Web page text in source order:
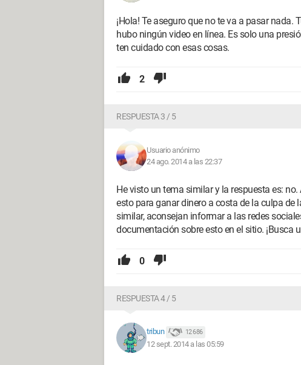
¡Hola! Te aseguro que no te va a pasar nada.
hubo ningún video en línea. Es solo una
ten cuidado con esas cosas.
2
RESPUESTA 3 / 5
Usuario anónimo
24 ago. 2014 a las 22:37
He visto un tema similar y la respuesta es:
esto para ganar dinero a costa de la culpa de
similar, aconsejan informar a las redes
documentación sobre esto en el sitio. ¡Busca
0
RESPUESTA 4 / 5
tribun 12 686
12 sept. 2014 a las 05:59